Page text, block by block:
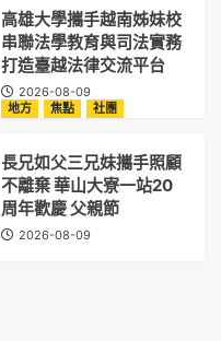
高雄大學攜手越南姊妹校
串聯法學教育與司法實務
打造臺越法律交流平台
2026-08-09
地方 焦點 社團
長兄如父三兄妹攜手照顧
不離棄 華山大寮一站20
周年歡慶 父親節
2026-08-09